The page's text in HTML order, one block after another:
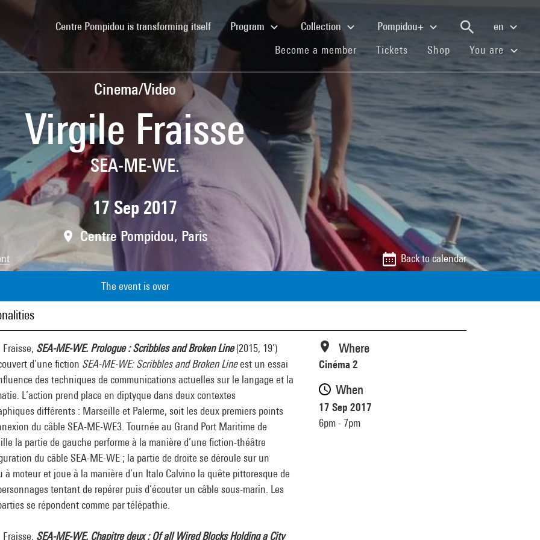
Centre Pompidou is transforming itself(current)Program Collection Pompidou+
en
Become a member (current)
Tickets (current)
Shop (current)You are
Cinema/Video
Virgile Fraisse
SEA-ME-WE.
17 Sep 2017
Centre Pompidou, Paris
Back to calendar
The event is over
SEA-ME-WE. Prologue : Scribbles and Broken Line(2015, 19’)
d’une fiction SEA-ME-WE: Scribbles and Broken Lineest un essai
des techniques de communications actuelles sur le langage et la
L’action prend place en diptyque dans deux contextes
différents : Marseille et Palerme, soit les deux premiers points
du câble SEA-ME-WE3. Tournée au Grand Port Maritime de
la partie de gauche performe à la manière d’une fiction-théâtre
du câble SEA-ME-WE ; la partie de droite se déroule sur un
à moteur et joue à la manière d’un Italo Calvino la quête pittoresque de
tentant de repérer puis d’écouter un câble sous-marin. Les
se répondent comme par télépathie.
SEA-ME-WE. Chapitre deux : Of all Wired Blocks Holding a City
Where
Cinéma 2
When
17 Sep 2017
6pm - 7pm